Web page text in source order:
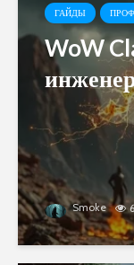
ГАЙДЫ
WoW
Smoke